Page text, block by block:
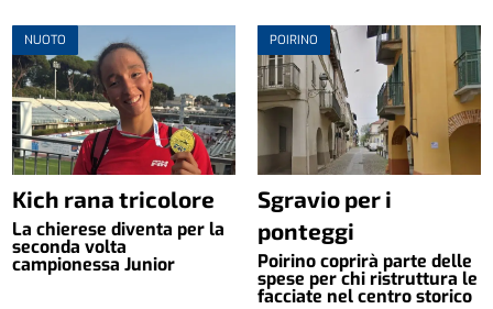
NUOTO
Kich rana tricolore
La chierese diventa per la
seconda volta
campionessa Junior
POIRINO
Sgravio per i
ponteggi
Poirino coprirà parte delle
spese per chi ristruttura le
facciate nel centro storico